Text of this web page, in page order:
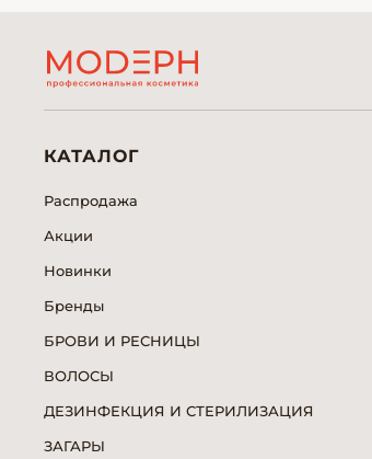
КАТАЛОГ
Распродажа
Акции
Новинки
Бренды
БРОВИ И РЕСНИЦЫ
ВОЛОСЫ
ДЕЗИНФЕКЦИЯ И СТЕРИЛИЗАЦИЯ
ЗАГАРЫ